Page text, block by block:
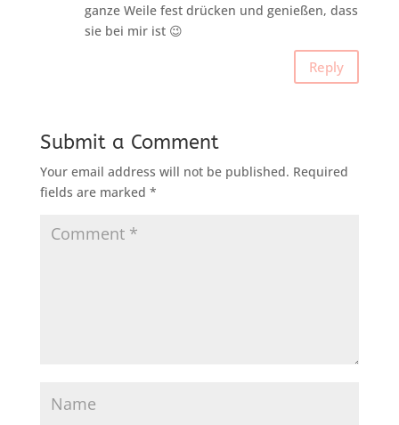
ganze Weile fest drücken und genießen, dass
sie bei mir ist 😉
Reply
Submit a Comment
Your email address will not be published. Required
fields are marked *